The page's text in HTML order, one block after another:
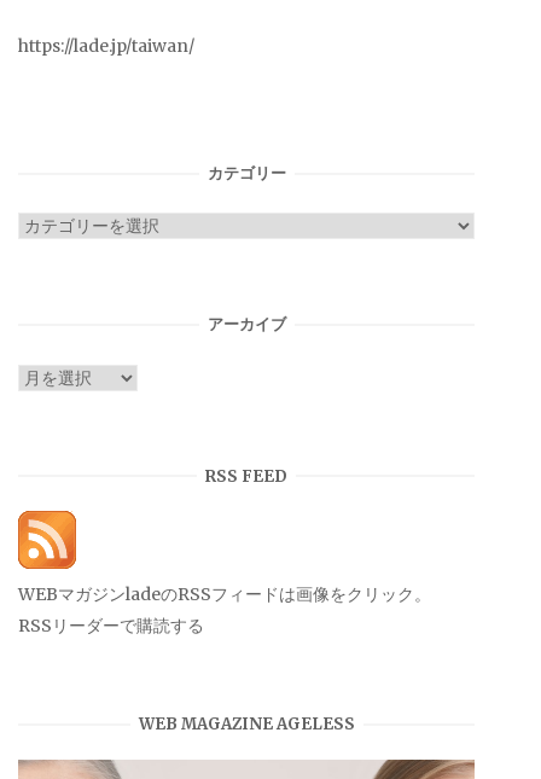
https://lade.jp/taiwan/
カテゴリー
カ
アーカイブ
ア
RSS FEED
WEBマガジンladeのRSSフィードは画像をクリック。
RSSリーダーで購読する
WEB MAGAZINE AGELESS